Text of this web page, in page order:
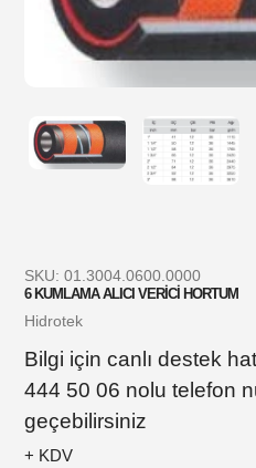
SKU: 01.3004.0600.0000
6 KUMLAMA ALICI VERİCİ HORTUM
Satıcı
Hidrotek
Bilgi için canlı destek
444 50 06 nolu telefon
geçebilirsiniz
+ KDV